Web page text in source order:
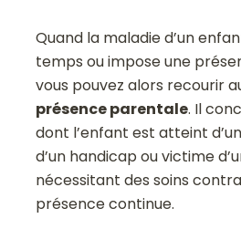
Quand la maladie d’un
temps ou impose une
vous pouvez alors recourir
présence parentale. Il
dont l’enfant est atteint
d’un handicap ou victime
nécessitant des soins
présence continue.